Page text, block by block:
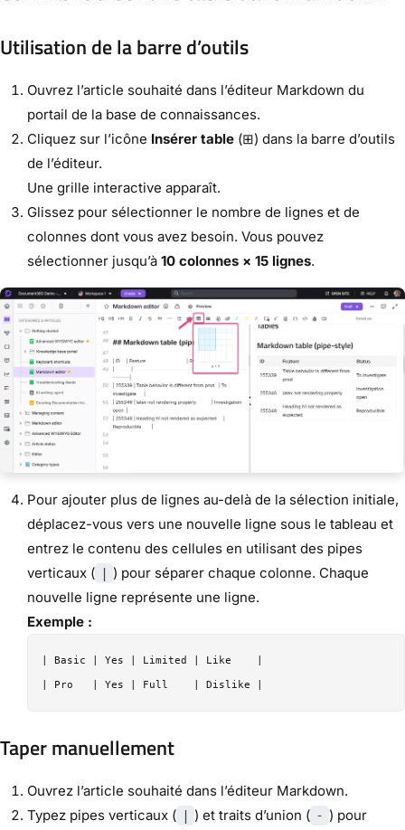
Utilisation de la barre d’outils
Ouvrez l’article souhaité dans l’éditeur Markdown du
portail de la base de connaissances.
Cliquez sur l’icône Insérer table (⊞) dans la barre d’outils
de l’éditeur.
Une grille interactive apparaît.
Glissez pour sélectionner le nombre de lignes et de
colonnes dont vous avez besoin. Vous pouvez
sélectionner jusqu’à 10 colonnes × 15 lignes.
Pour ajouter plus de lignes au-delà de la sélection initiale,
déplacez-vous vers une nouvelle ligne sous le tableau et
entrez le contenu des cellules en utilisant des pipes
verticaux ( | ) pour séparer chaque colonne. Chaque
nouvelle ligne représente une ligne.
Exemple :
| Basic | Yes | Limited | Like    |
Taper manuellement
Ouvrez l’article souhaité dans l’éditeur Markdown.
Typez pipes verticaux ( | ) et traits d’union ( - ) pour